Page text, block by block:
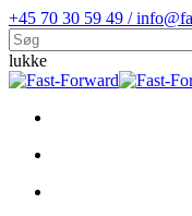
Skip
to
main
content
+45 70 30 59 49 /
lukke
Close